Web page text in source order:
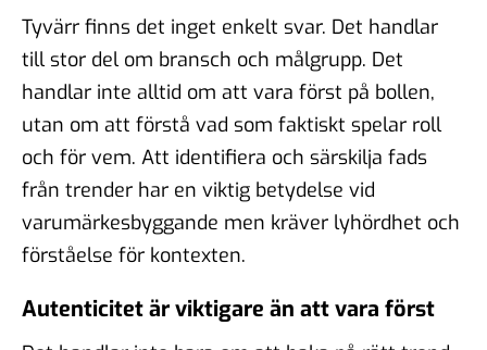
Tyvärr finns det inget enkelt svar. Det handlar
till stor del om bransch och målgrupp. Det
handlar inte alltid om att vara först på bollen,
utan om att förstå vad som faktiskt spelar roll
och för vem. Att identifiera och särskilja fads
från trender har en viktig betydelse vid
varumärkesbyggande men kräver lyhördhet och
förståelse för kontexten.
Autenticitet är viktigare än att vara först